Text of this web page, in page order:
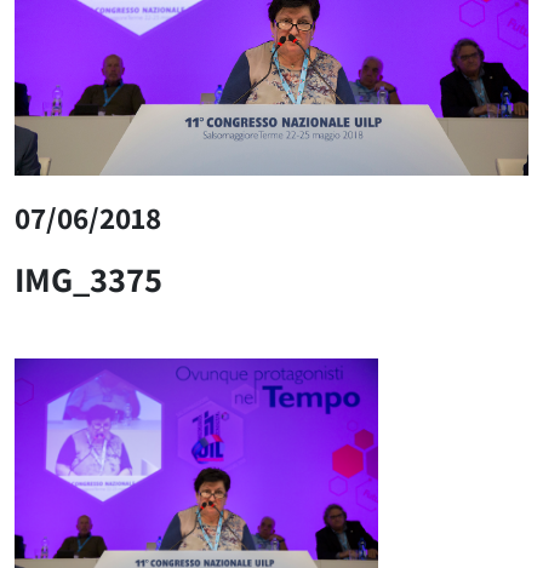
07/06/2018
IMG_3375